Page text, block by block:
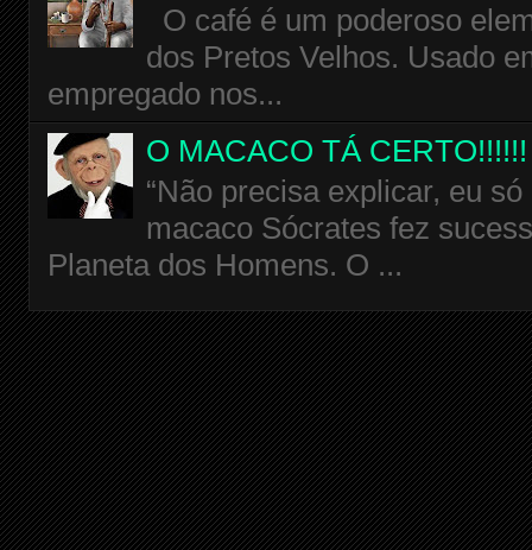
O café é um poderoso
dos Pretos Velhos. Usado
empregado nos...
O MACACO TÁ CERTO!!!!!!
“Não precisa explicar, eu
macaco Sócrates fez
Planeta dos Homens. O ...